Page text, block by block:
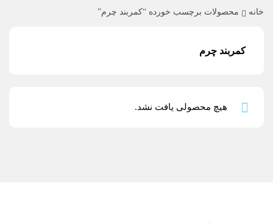
خانه محصولات برچسب خورده “کمربند چرم”
کمربند چرم
هیچ محصولی یافت نشد.